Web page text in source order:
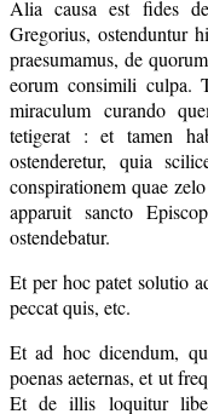
Alia causa est fides
Gregorius, ostenduntur
praesumamus, de
eorum consimili culpa.
miraculum curando
tetigerat : et tamen
ostenderetur, quia
conspirationem quae
apparuit sancto
ostendebatur.
Et per hoc patet solutio
peccat quis, etc.
Et ad hoc dicendum,
poenas aeternas, et ut
Et de illis loquitur